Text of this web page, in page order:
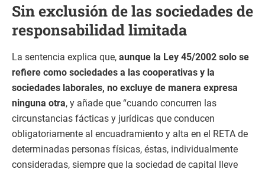
Sin exclusión de las sociedades de
responsabilidad limitada
La sentencia explica que, aunque la Ley 45/2002 solo se
refiere como sociedades a las cooperativas y la
sociedades laborales, no excluye de manera expresa
ninguna otra, y añade que “cuando concurren las
circunstancias fácticas y jurídicas que conducen
obligatoriamente al encuadramiento y alta en el RETA de
determinadas personas físicas, éstas, individualmente
consideradas, siempre que la sociedad de capital lleve